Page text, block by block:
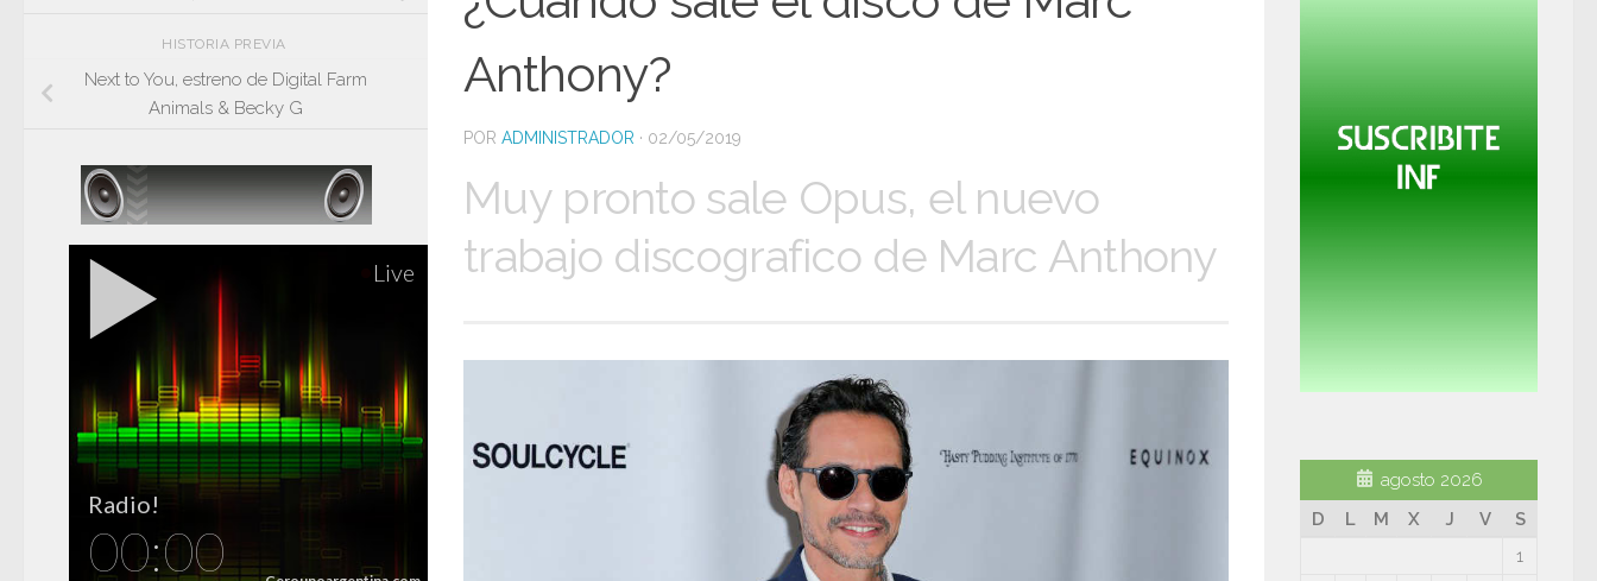
Anthony?
POR ADMINISTRADOR · 02/05/2019
Muy pronto sale Opus, el nuevo
trabajo discografico de Marc Anthony
HISTORIA PREVIA
Next to You, estreno de Digital Farm
Animals & Becky G
agosto 2026
D
L M X J V
S
1